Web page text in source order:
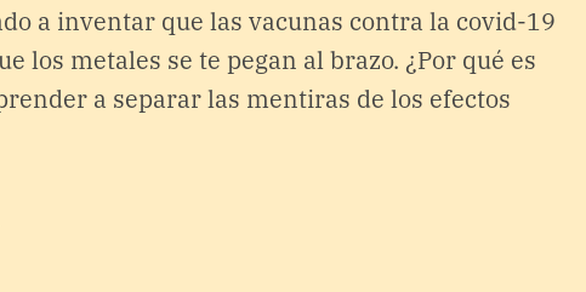
a inventar que las vacunas contra la covid-19
los metales se te pegan al brazo. ¿Por qué es
a separar las mentiras de los efectos